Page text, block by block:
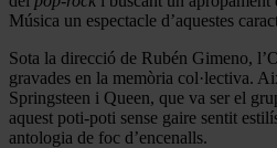
Música un espectacle d’aquestes
Sota la direcció de Rubén Gimeno,
gravades en la memòria col·lectiva.
Springsteen i Queen, que va ser el
aquest poti-poti sense gaire sentit
antologia de foc d’encenalls.